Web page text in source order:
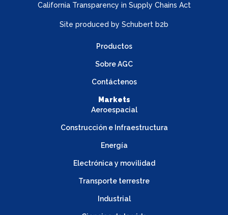
California Transparency in Supply Chains Act
Site produced by Schubert b2b
Productos
Sobre AGC
Contáctenos
Markets
Aeroespacial
Construcción e Infraestructura
Energía
Electrónica y movilidad
Transporte terrestre
Industrial